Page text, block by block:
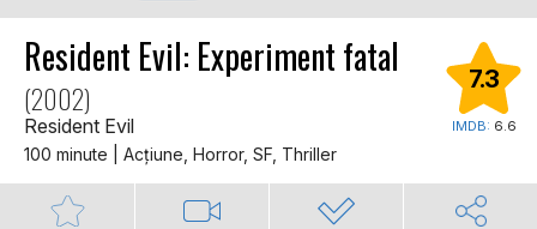
Resident Evil: Experiment fatal
(2002)
Resident Evil
100 minute | Acţiune, Horror, SF, Thriller
7.3
IMDB: 6.6